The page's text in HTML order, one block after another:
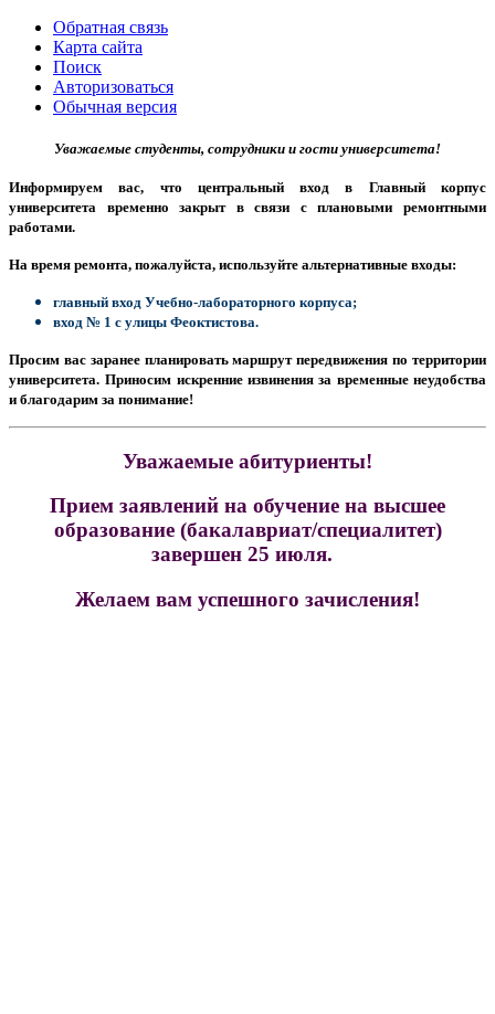
Обратная связь
Карта сайта
Поиск
Авторизоваться
Обычная версия
Уважаемые студенты, сотрудники и гости университета!
Информируем вас, что центральный вход в Главный корпус
университета временно закрыт в связи с плановыми ремонтными
работами.
На время ремонта, пожалуйста, используйте альтернативные входы:
главный вход Учебно-лабораторного корпуса;
вход № 1 с улицы Феоктистова.
Просим вас заранее планировать маршрут передвижения по территории
университета. Приносим искренние извинения за временные неудобства
и благодарим за понимание!
Уважаемые абитуриенты!
Прием заявлений на обучение на высшее
образование (бакалавриат/специалитет)
завершен 25 июля.
Желаем вам успешного зачисления!